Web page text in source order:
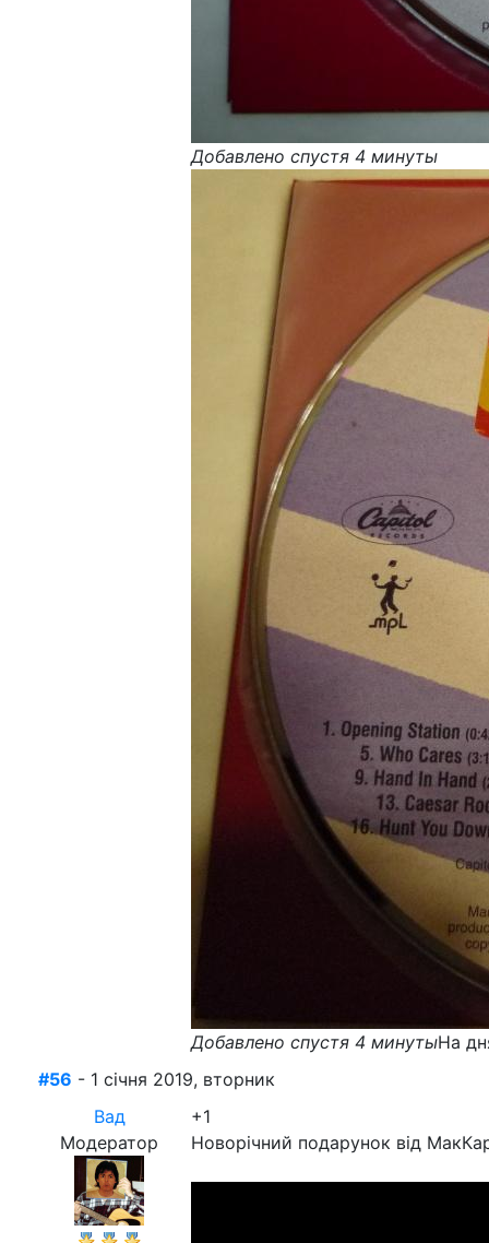
Добавлено спустя 4 минуты
Добавлено спустя 4 минутыНа
#56 - 1 січня 2019, вторник
Вад
Модератор
+1
Новорічний подарунок від